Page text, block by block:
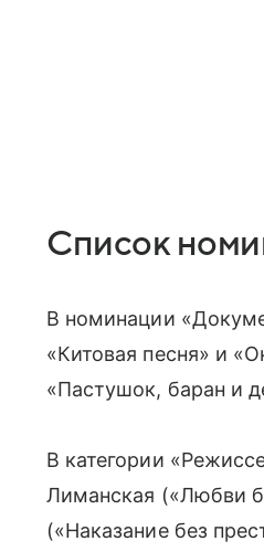
Список
В номинации
«Китовая песня» и
«Пастушок, баран и
В категории
Лиманская («Любви
(«Наказание без